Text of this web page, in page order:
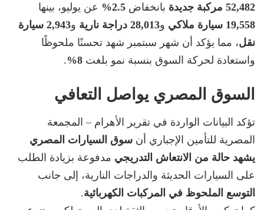
52,482 مركبة جديدة
بانخفاض 2.5%
عن يوليو، بينها
19,558 سيارة ملاكي
و28,013 دراجة نارية و
2,943 سيارة
نقل، مما يؤكد أن شهر سبتمبر شهد تحسنًا ملحوظًا
واستعادة لحركة السوق بنسبة نمو بلغت 8%
.
السوق المصري يواصل التعافي
تؤكد البيانات الواردة في تقرير الأهرام – المجمعة
المصرية للتأمين الإجباري أن سوق السيارات المصري
يشهد حالة من الانتعاش التدريجي مدفوعة بزيادة الطلب
على السيارات الحديثة والدراجات النارية، إلى جانب
التوسع الملحوظ في المركبات الكهربائية.